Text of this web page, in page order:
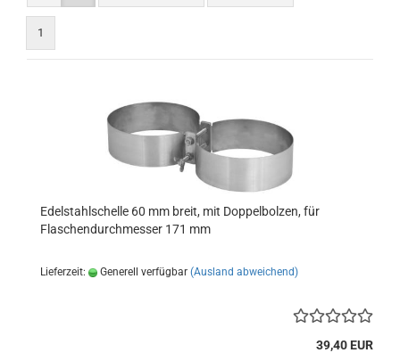
1
Edelstahlschelle 60 mm breit, mit Doppelbolzen, für
Flaschendurchmesser 171 mm
Lieferzeit: Generell verfügbar (Ausland abweichend)
39,40 EUR